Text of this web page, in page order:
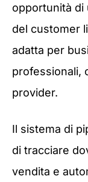
opportunità di
del customer
adatta per
professionali,
provider.
Il sistema di
di tracciare
vendita e